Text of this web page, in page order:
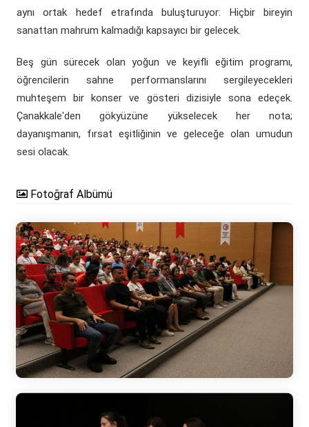
aynı ortak hedef etrafında buluşturuyor: Hiçbir bireyin
sanattan mahrum kalmadığı kapsayıcı bir gelecek.
Beş gün sürecek olan yoğun ve keyifli eğitim programı,
öğrencilerin sahne performanslarını sergileyecekleri
muhteşem bir konser ve gösteri dizisiyle sona edeçek.
Çanakkale'den gökyüzüne yükselecek her nota;
dayanışmanın, fırsat eşitliğinin ve geleceğe olan umudun
sesi olacak.
Fotoğraf Albümü